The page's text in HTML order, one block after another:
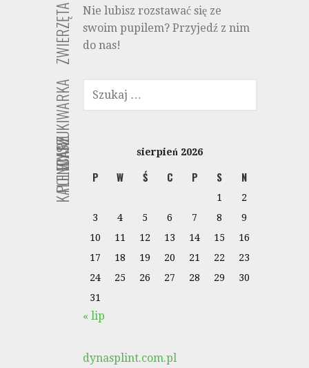
ZWIERZĘTA
Nie lubisz rozstawać się ze
swoim pupilem? Przyjedź z nim
do nas!
WYSZUKIWARKA SZUKAJ:
KALENDARZ sierpień 2026
P W Ś C P S N
1
2
3
4 5 6 7 8
9
10
11 12 13 14 15
16
17
18 19 20 21 22
23
24
25 26 27 28 29
30
31
« lip
POLECANE
dynasplint.com.pl